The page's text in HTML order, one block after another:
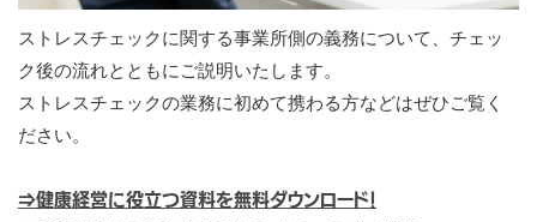
ストレスチェックに関する事業所側の義務について、チェッ
ク後の流れとともにご説明いたします。
ストレスチェックの業務に初めて携わる方などはぜひご覧く
ださい。
⇒健康経営に役立つ資料を無料ダウンロード！